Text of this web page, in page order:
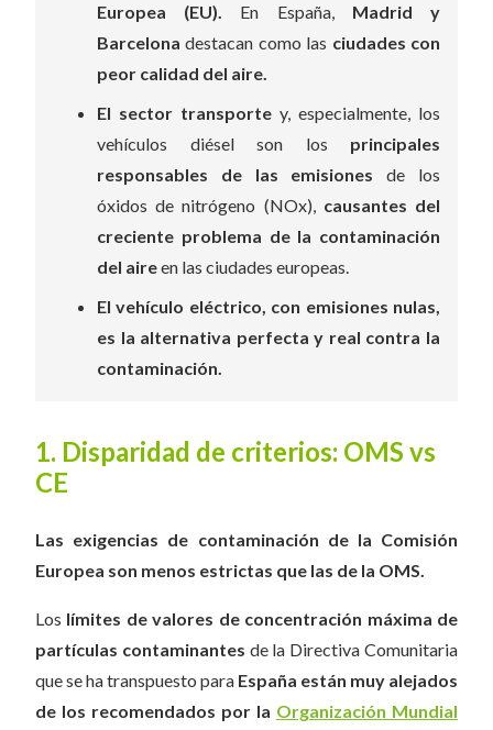
Europea (EU). En España, Madrid y
Barcelona destacan como las ciudades con
peor calidad del aire.
El sector transporte y, especialmente, los
vehículos diésel son los principales
responsables de las emisionesde los
óxidos de nitrógeno (NOx),causantes del
creciente problema de la contaminación
del aireen las ciudades europeas.
El vehículo eléctrico, con emisiones nulas,
es la alternativa perfecta y real contra la
contaminación.
1. Disparidad de criterios: OMS vs
CE
Las exigencias de contaminación de la Comisión
Europea son menos estrictas que las de la OMS.
Los límites de valores de concentración máxima de
partículas contaminantes de la Directiva Comunitaria
que se ha transpuesto para España están muy alejados
de los recomendados por la Organización Mundial